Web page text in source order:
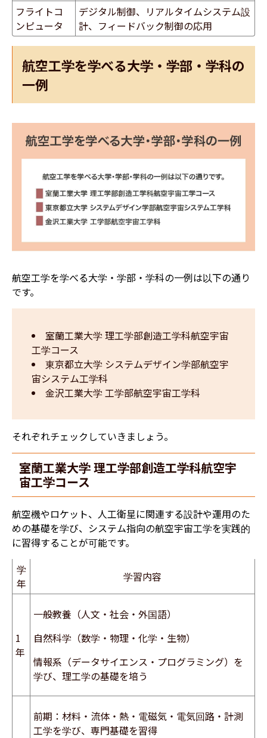
フライトコ
ンピュータ
デジタル制御、リアルタイムシステム設
計、フィードバック制御の応用
航空工学を学べる大学・学部・学科の
一例
航空工学を学べる大学・学部・学科の一例は以下の通り
です。
室蘭工業大学 理工学部創造工学科航空宇宙
工学コース
東京都立大学 システムデザイン学部航空宇
宙システム工学科
金沢工業大学 工学部航空宇宙工学科
それぞれチェックしていきましょう。
室蘭工業大学 理工学部創造工学科航空宇
宙工学コース
航空機やロケット、人工衛星に関連する設計や運用のた
めの基礎を学び、システム指向の航空宇宙工学を実践的
に習得することが可能です。
学
年
学習内容
1
年
一般教養（人文・社会・外国語）
自然科学（数学・物理・化学・生物）
情報系（データサイエンス・プログラミング）を
学び、理工学の基礎を培う
前期：材料・流体・熱・電磁気・電気回路・計測
工学を学び、専門基礎を習得